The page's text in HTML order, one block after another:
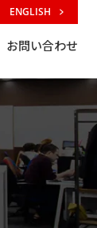
お問い合わせ
ENGLISH